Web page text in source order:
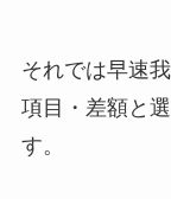
それでは早速
項目・差額と
す。